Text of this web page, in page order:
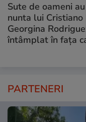
Sute de oameni
nunta lui Cristiano
Georgina
întâmplat în fața
PARTENERI